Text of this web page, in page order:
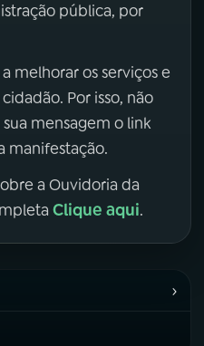
pública, por
melhorar os serviços e
Por isso, não
mensagem o link
manifestação.
a Ouvidoria da
Clique aqui.
›